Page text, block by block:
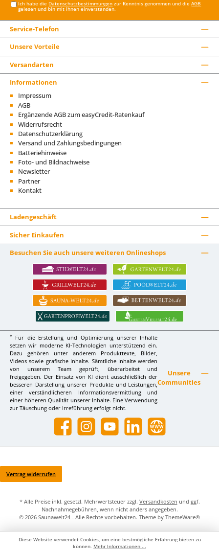
Ich habe die Datenschutzbestimmungen zur Kenntnis genommen und dieAGB
gelesen und bin mit ihnen einverstanden.
Service-Telefon
Unsere Vorteile
Versandarten
Informationen
Impressum
AGB
Ergänzende AGB zum easyCredit-Ratenkauf
Widerrufsrecht
Datenschutzerklärung
Versand und Zahlungsbedingungen
Batteriehinweise
Foto- und Bildnachweise
Newsletter
Partner
Kontakt
Ladengeschäft
Sicher Einkaufen
Besuchen Sie auch unsere weiteren Onlineshops
*
Für die Erstellung und Optimierung unserer Inhalte
setzen wir moderne KI-Technologien unterstützend ein.
Dazu gehören unter anderem Produkttexte, Bilder,
Videos sowie grafische Inhalte. Sämtliche Inhalte werden
von unserem Team geprüft, überarbeitet und
freigegeben. Der Einsatz von KI dient ausschließlich der
besseren Darstellung unserer Produkte und Leistungen,
einer verständlicheren Informationsvermittlung und
einer höheren Qualität unserer Inhalte. Eine Verwendung
zur Täuschung oder Irreführung erfolgt nicht.
Unsere
Communities
Facebook InstagramYouTube LinkedIn Website
Vertrag widerrufen
* Alle Preise inkl. gesetzl. Mehrwertsteuer zzgl. Versandkosten und ggf.
Nachnahmegebühren, wenn nicht anders angegeben.
© 2026 Saunawelt24 - Alle Rechte vorbehalten. Theme by ThemeWare®
Diese Website verwendet Cookies, um eine bestmögliche Erfahrung bieten zu
können. Mehr Informationen ...